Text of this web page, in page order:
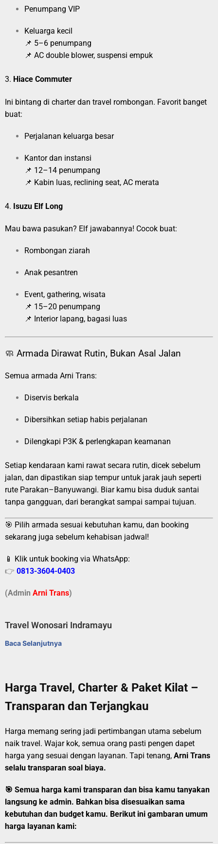
Penumpang VIP
Keluarga kecil
📌 5–6 penumpang
📌 AC double blower, suspensi empuk
3. Hiace Commuter
Ini bintang di charter dan travel rombongan. Favorit banget
buat:
Perjalanan keluarga besar
Kantor dan instansi
📌 12–14 penumpang
📌 Kabin luas, reclining seat, AC merata
4. Isuzu Elf Long
Mau bawa pasukan? Elf jawabannya! Cocok buat:
Rombongan ziarah
Anak pesantren
Event, gathering, wisata
📌 15–20 penumpang
📌 Interior lapang, bagasi luas
🧼 Armada Dirawat Rutin, Bukan Asal Jalan
Semua armada Arni Trans:
Diservis berkala
Dibersihkan setiap habis perjalanan
Dilengkapi P3K & perlengkapan keamanan
Setiap kendaraan kami rawat secara rutin, dicek sebelum
jalan, dan dipastikan siap tempur untuk jarak jauh seperti
rute Parakan–Banyuwangi. Biar kamu bisa duduk santai
tanpa gangguan, dari berangkat sampai sampai tujuan.
🎯 Pilih armada sesuai kebutuhan kamu, dan booking
sekarang juga sebelum kehabisan jadwal!
📱 Klik untuk booking via WhatsApp:
👉 0813-3604-0403
(Admin Arni Trans)
Travel Wonosari Indramayu
Baca Selanjutnya
Harga Travel, Charter & Paket Kilat –
Transparan dan Terjangkau
Harga memang sering jadi pertimbangan utama sebelum
naik travel. Wajar kok, semua orang pasti pengen dapet
harga yang sesuai dengan layanan. Tapi tenang, Arni Trans
selalu transparan soal biaya.
🎯 Semua harga kami transparan dan bisa kamu tanyakan
langsung ke admin. Bahkan bisa disesuaikan sama
kebutuhan dan budget kamu. Berikut ini gambaran umum
harga layanan kami: